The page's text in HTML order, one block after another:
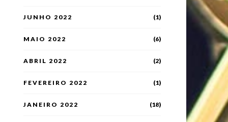
JUNHO 2022 (1)
MAIO 2022 (6)
ABRIL 2022 (2)
FEVEREIRO 2022 (1)
JANEIRO 2022 (18)